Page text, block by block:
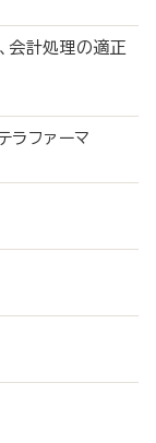
会計処理の適正
ラファーマ